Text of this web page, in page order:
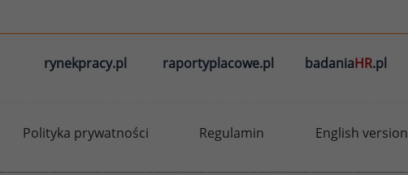
rynekpracy.pl raportyplacowe.pl badaniaHR.pl
Polityka prywatności Regulamin English version